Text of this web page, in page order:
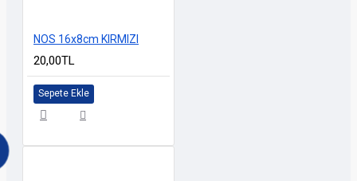
NOS 16x8cm KIRMIZI
20,00TL
Sepete Ekle